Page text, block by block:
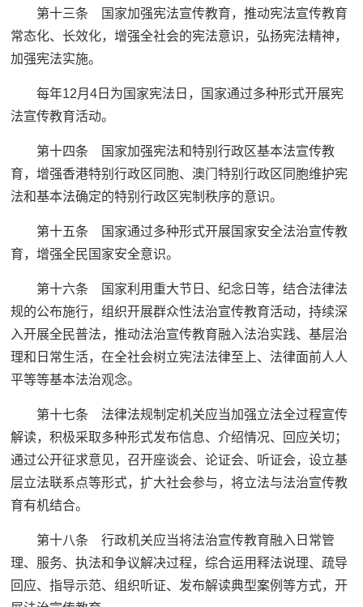
第十三条 国家加强宪法宣传教育，推动宪法宣传教育
常态化、长效化，增强全社会的宪法意识，弘扬宪法精神，
加强宪法实施。
每年12月4日为国家宪法日，国家通过多种形式开展宪
法宣传教育活动。
第十四条 国家加强宪法和特别行政区基本法宣传教
育，增强香港特别行政区同胞、澳门特别行政区同胞维护宪
法和基本法确定的特别行政区宪制秩序的意识。
第十五条 国家通过多种形式开展国家安全法治宣传教
育，增强全民国家安全意识。
第十六条 国家利用重大节日、纪念日等，结合法律法
规的公布施行，组织开展群众性法治宣传教育活动，持续深
入开展全民普法，推动法治宣传教育融入法治实践、基层治
理和日常生活，在全社会树立宪法法律至上、法律面前人人
平等等基本法治观念。
第十七条 法律法规制定机关应当加强立法全过程宣传
解读，积极采取多种形式发布信息、介绍情况、回应关切；
通过公开征求意见，召开座谈会、论证会、听证会，设立基
层立法联系点等形式，扩大社会参与，将立法与法治宣传教
育有机结合。
第十八条 行政机关应当将法治宣传教育融入日常管
理、服务、执法和争议解决过程，综合运用释法说理、疏导
回应、指导示范、组织听证、发布解读典型案例等方式，开